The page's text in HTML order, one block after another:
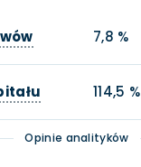
7,8 %
114,5 %
Opinie analityków